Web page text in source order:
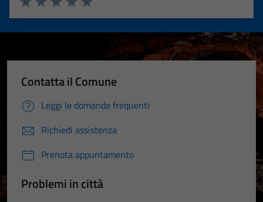
Valuta 5 stelle su 5
Valuta 4 stelle su 5
Valuta 3 stelle su 5
Valuta 2 stelle su 5
Valuta 1 stelle su 5
Contatta il Comune
Leggi le domande frequenti
Richiedi assistenza
Prenota appuntamento
Problemi in città